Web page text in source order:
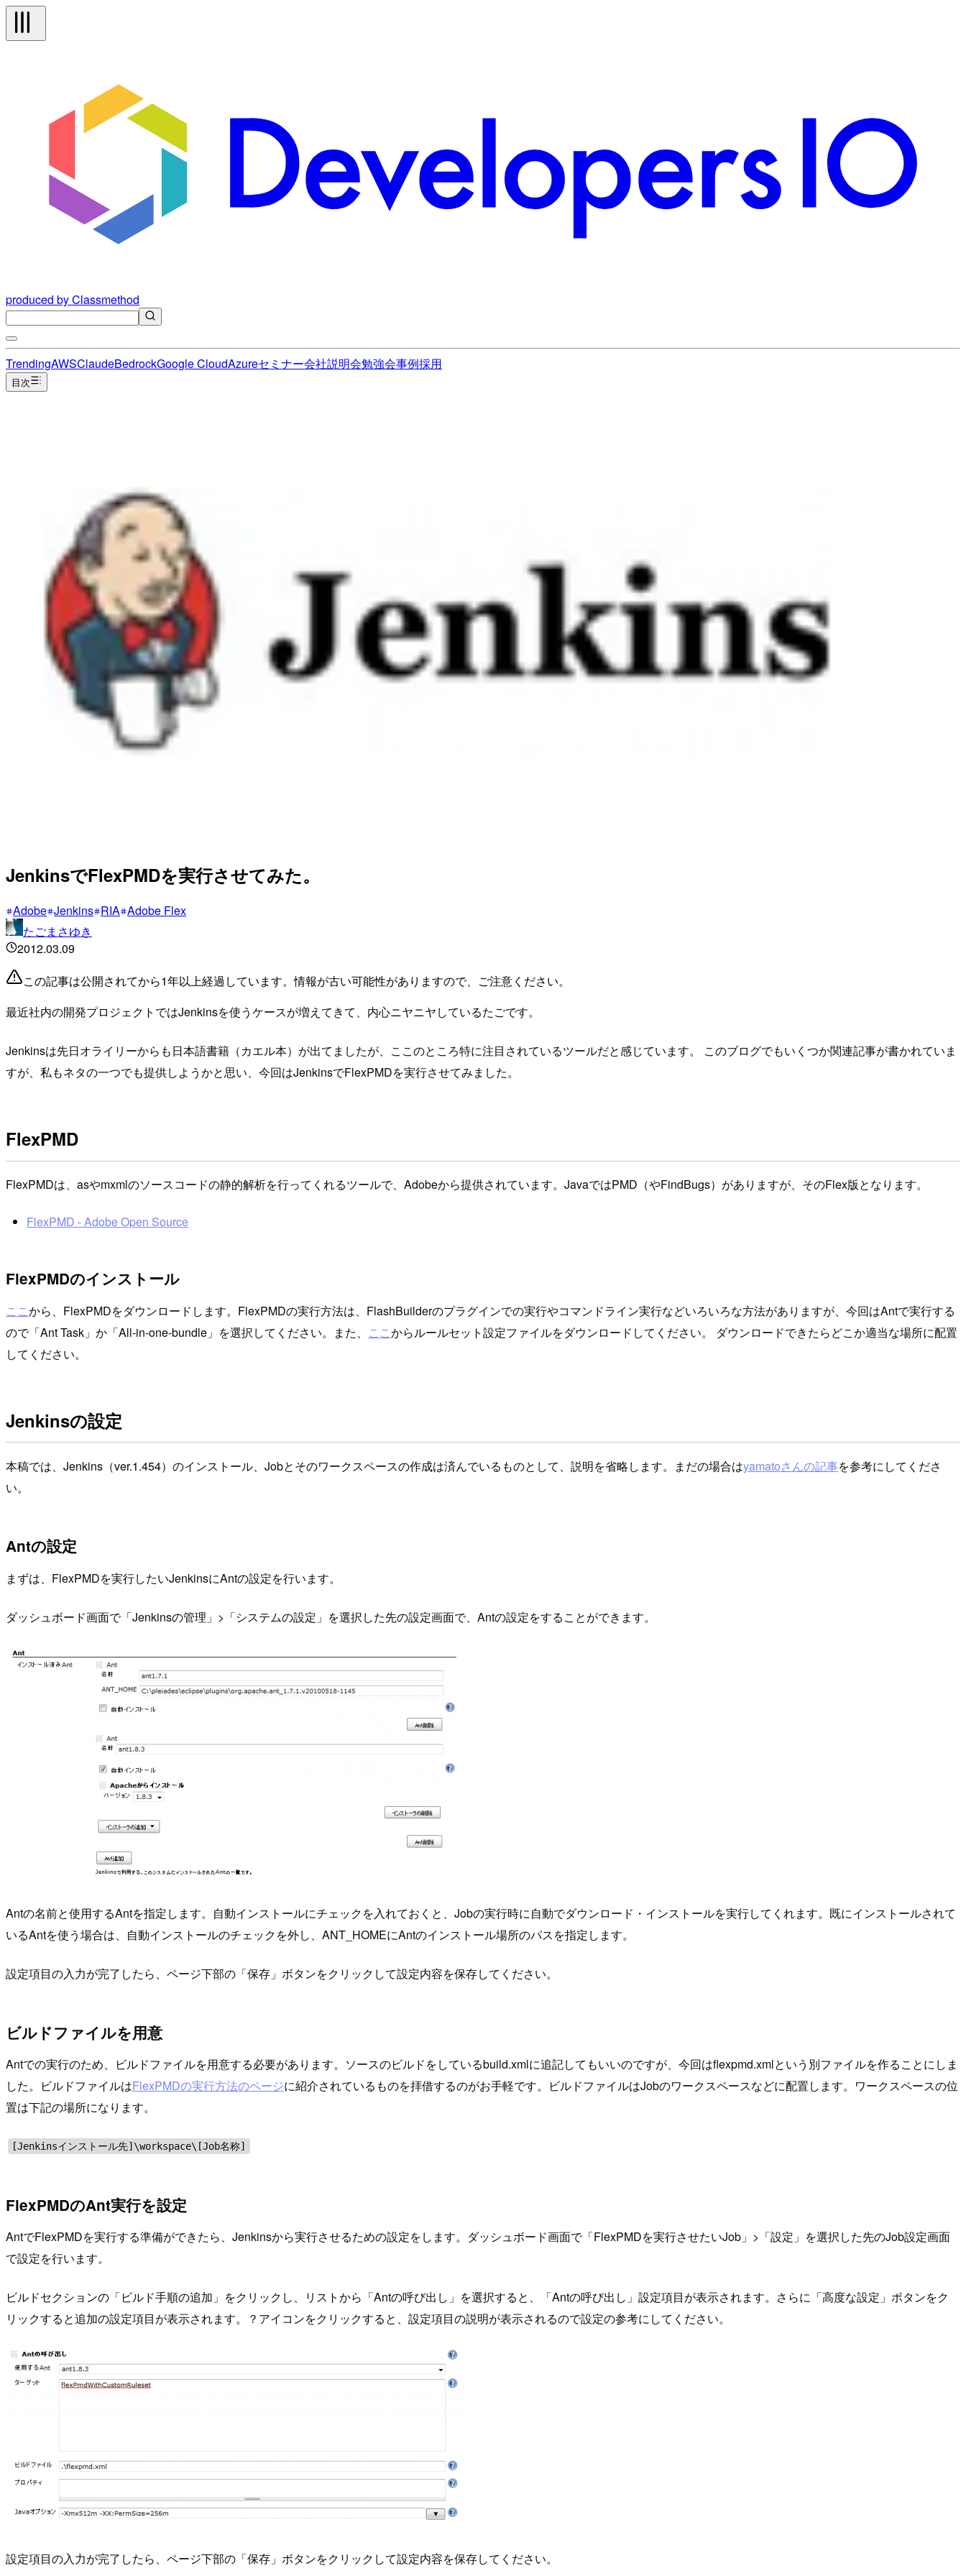
produced by Classmethod
TrendingAWSClaudeBedrockGoogle CloudAzureセミナー会社説明会勉強会事例採用
目次
JenkinsでFlexPMDを実行させてみた。
Adobe Jenkins RIA Adobe Flex
たごまさゆき
2012.03.09
この記事は公開されてから1年以上経過しています。情報が古い可能性がありますので、ご注意ください。
最近社内の開発プロジェクトではJenkinsを使うケースが増えてきて、内心ニヤニヤしているたごです。
Jenkinsは先日オライリーからも日本語書籍（カエル本）が出てましたが、ここのところ特に注目されているツールだと感じています。 このブログでもいくつか関連記事が書かれていま
すが、私もネタの一つでも提供しようかと思い、今回はJenkinsでFlexPMDを実行させてみました。
FlexPMD
FlexPMDは、asやmxmlのソースコードの静的解析を行ってくれるツールで、Adobeから提供されています。JavaではPMD（やFindBugs）がありますが、そのFlex版となります。
FlexPMD - Adobe Open Source
FlexPMDのインストール
ここから、FlexPMDをダウンロードします。FlexPMDの実行方法は、FlashBuilderのプラグインでの実行やコマンドライン実行などいろいろな方法がありますが、今回はAntで実行する
ので「Ant Task」か「All-in-one-bundle」を選択してください。また、 ここからルールセット設定ファイルをダウンロードしてください。 ダウンロードできたらどこか適当な場所に配置
してください。
Jenkinsの設定
本稿では、Jenkins（ver.1.454）のインストール、Jobとそのワークスペースの作成は済んでいるものとして、説明を省略します。まだの場合はyamatoさんの記事を参考にしてくださ
い。
Antの設定
まずは、FlexPMDを実行したいJenkinsにAntの設定を行います。
ダッシュボード画面で「Jenkinsの管理」>「システムの設定」を選択した先の設定画面で、Antの設定をすることができます。
Antの名前と使用するAntを指定します。自動インストールにチェックを入れておくと、Jobの実行時に自動でダウンロード・インストールを実行してくれます。既にインストールされて
いるAntを使う場合は、自動インストールのチェックを外し、ANT_HOMEにAntのインストール場所のパスを指定します。
設定項目の入力が完了したら、ページ下部の「保存」ボタンをクリックして設定内容を保存してください。
ビルドファイルを用意
Antでの実行のため、ビルドファイルを用意する必要があります。ソースのビルドをしているbuild.xmlに追記してもいいのですが、今回はflexpmd.xmlという別ファイルを作ることにしま
した。ビルドファイルはFlexPMDの実行方法のページに紹介されているものを拝借するのがお手軽です。ビルドファイルはJobのワークスペースなどに配置します。ワークスペースの位
置は下記の場所になります。
[Jenkinsインストール先]\workspace\[Job名称]
FlexPMDのAnt実行を設定
AntでFlexPMDを実行する準備ができたら、Jenkinsから実行させるための設定をします。ダッシュボード画面で「FlexPMDを実行させたいJob」>「設定」を選択した先のJob設定画面
で設定を行います。
ビルドセクションの「ビルド手順の追加」をクリックし、リストから「Antの呼び出し」を選択すると、「Antの呼び出し」設定項目が表示されます。さらに「高度な設定」ボタンをク
リックすると追加の設定項目が表示されます。？アイコンをクリックすると、設定項目の説明が表示されるので設定の参考にしてください。
設定項目の入力が完了したら、ページ下部の「保存」ボタンをクリックして設定内容を保存してください。